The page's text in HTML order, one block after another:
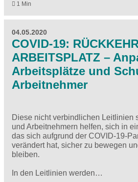
1 Min
04.05.2020
COVID-19:
ARBEITSPLATZ –
Arbeitsplätze und
Arbeitnehmer
Diese nicht verbindlichen Leitlinien
und Arbeitnehmern helfen, sich in
das sich aufgrund der COVID-19-
verändert hat, sicher zu bewegen
bleiben.
In den Leitlinien werden…